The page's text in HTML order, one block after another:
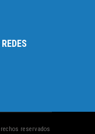
reservados